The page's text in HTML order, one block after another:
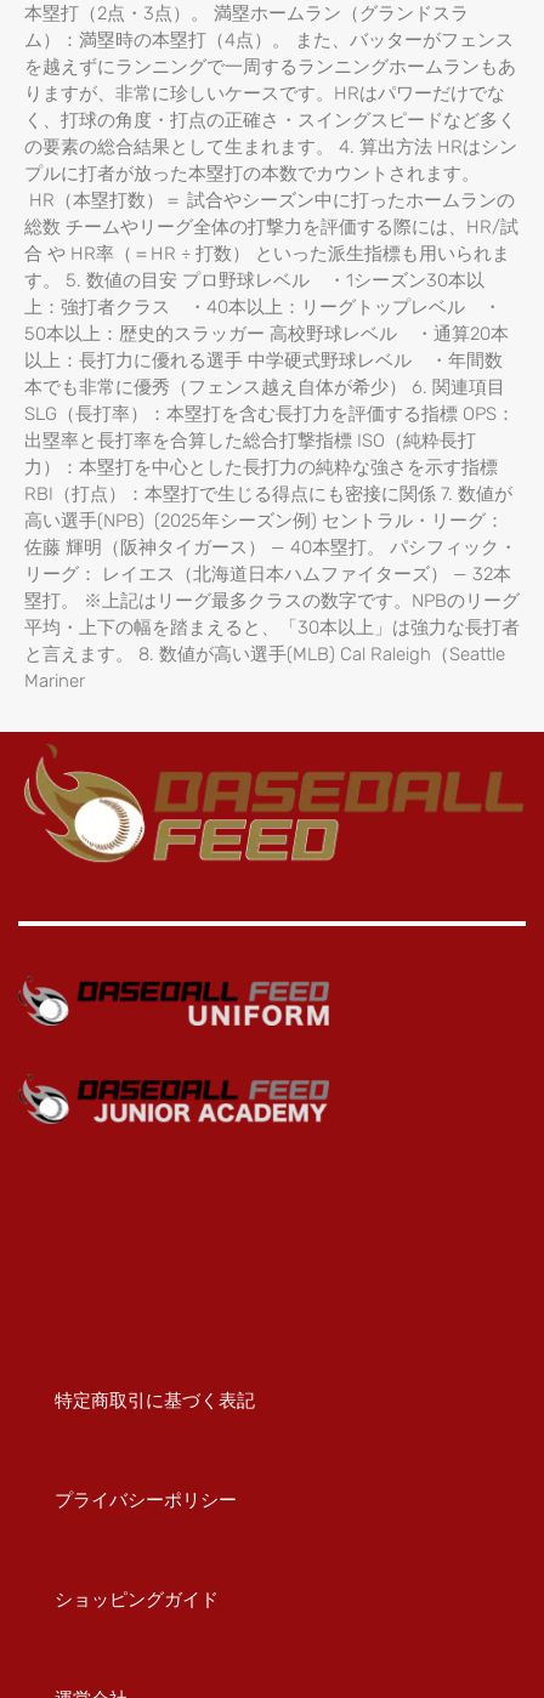
本塁打（2点・3点）。 満塁ホームラン（グランドスラ
ム）：満塁時の本塁打（4点）。 また、バッターがフェンス
を越えずにランニングで一周するランニングホームランもあ
りますが、非常に珍しいケースです。HRはパワーだけでな
く、打球の角度・打点の正確さ・スイングスピードなど多く
の要素の総合結果として生まれます。 4. 算出方法 HRはシン
プルに打者が放った本塁打の本数でカウントされます。
HR（本塁打数）＝ 試合やシーズン中に打ったホームランの
総数 チームやリーグ全体の打撃力を評価する際には、HR/試
合 や HR率（＝HR ÷ 打数） といった派生指標も用いられま
す。 5. 数値の目安 プロ野球レベル ・1シーズン30本以
上：強打者クラス ・40本以上：リーグトップレベル ・
50本以上：歴史的スラッガー 高校野球レベル ・通算20本
以上：長打力に優れる選手 中学硬式野球レベル ・年間数
本でも非常に優秀（フェンス越え自体が希少） 6. 関連項目
SLG（長打率）：本塁打を含む長打力を評価する指標 OPS：
出塁率と長打率を合算した総合打撃指標 ISO（純粋長打
力）：本塁打を中心とした長打力の純粋な強さを示す指標
RBI（打点）：本塁打で生じる得点にも密接に関係 7. 数値が
高い選手(NPB) (2025年シーズン例) セントラル・リーグ：
佐藤 輝明（阪神タイガース） — 40本塁打。 パシフィック・
リーグ： レイエス（北海道日本ハムファイターズ） — 32本
塁打。 ※上記はリーグ最多クラスの数字です。NPBのリーグ
平均・上下の幅を踏まえると、「30本以上」は強力な長打者
と言えます。 8. 数値が高い選手(MLB) Cal Raleigh（Seattle
Mariner
特定商取引に基づく表記
プライバシーポリシー
ショッピングガイド